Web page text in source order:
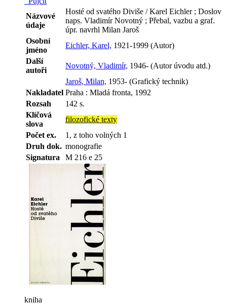
Názvové
údaje
Hosté od svatého Diviše / Karel Eichler ; Doslov
naps. Vladimír Novotný ; Přebal, vazbu a graf.
úpr. navrhl Milan Jaroš
Osobní
jméno
Eichler, Karel, 1921-1999 (Autor)
Další
autoři
Novotný, Vladimír, 1946- (Autor úvodu atd.)
Jaroš, Milan, 1953- (Grafický technik)
Nakladatel Praha : Mladá fronta, 1992
Rozsah
142 s.
Klíčová
slova
filozofické texty
Počet ex.
1, z toho volných 1
Druh dok. monografie
Signatura
M 216 e 25
kniha